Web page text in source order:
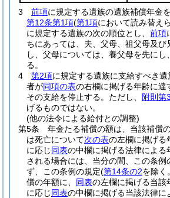
3 前項に規定する遺族の遺族補償年金
第12条第1項(第1項において読み替え
に規定する遺族の次の順位とし、 前項
ちにあっては、夫、父母、祖父母及び
し、父母については、養父母を先にし
る。
4
第2項に規定する遺族に支給すべき
者が同項の表の右欄に掲げる年齢に達
その支給を停止する。 ただし、 附則第
げるものではない。
(他の法令による給付との調整)
第5条
年金たる補償の額は、当該補償
は死亡について次の表の左欄に掲げる
に応じ同表の中欄に掲げる法律による
される場合には、当分の間、この条例
ず、この条例の規定(第14条の2を除く
償の年額に、 同表の左欄に掲げる当該
に応じ同表の中欄に掲げる当該法律に